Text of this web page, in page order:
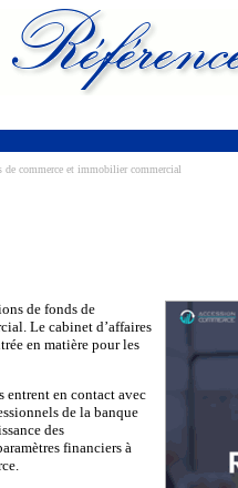
de commerce et immobilier commercial
de fonds de
Le cabinet d’affaires
en matière pour les
entrent en contact avec
de la banque
des
financiers à